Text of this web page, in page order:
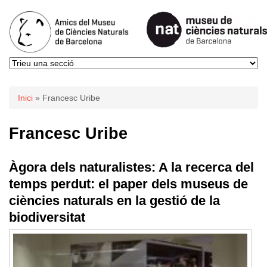
Esteu aquí
Inici » Francesc Uribe
Francesc Uribe
Àgora dels naturalistes: A la recerca del
temps perdut: el paper dels museus de
ciències naturals en la gestió de la
biodiversitat